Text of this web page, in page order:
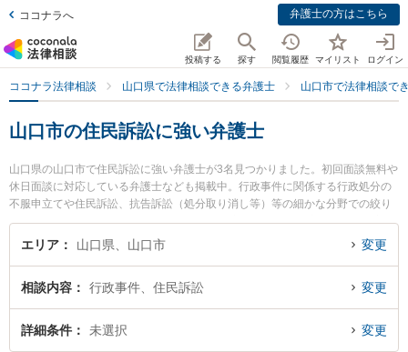
ココナラへ 弁護士の方はこちら
投稿する 探す 閲覧履歴 マイリスト ログイン
ココナラ法律相談 山口県で法律相談できる弁護士 山口市で法律相談で
山口市の住民訴訟に強い弁護士
山口県の山口市で住民訴訟に強い弁護士が3名見つかりました。初回面談無料や
休日面談に対応している弁護士なども掲載中。行政事件に関係する行政処分の
不服申立てや住民訴訟、抗告訴訟（処分取り消し等）等の細かな分野での絞り
込み検索もでき便利です。特に虎ノ門法律経済事務所 山口支店の金子 好一郎弁
護士や県庁西門口法律事務所の中山 修司弁護士、山田大介法律事務所の山田 大
したい』『住民訴訟のトラブル解決の実績豊富な近くの弁護士を検索したい』
『初回相談無料で住民訴訟を法律相談できる山口市内の弁護士に相談予約した
い』などでお困りの相談者さんにおすすめです。
エリア 山口県、山口市 変更
相談内容 行政事件、住民訴訟 変更
詳細条件 未選択 変更